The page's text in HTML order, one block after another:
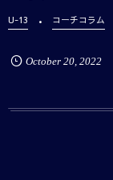
U-13 コーチコラム
October 20, 2022